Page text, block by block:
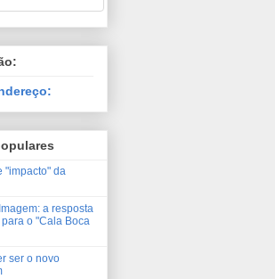
"impacto" da
a resposta
o "Cala Boca
ser o novo